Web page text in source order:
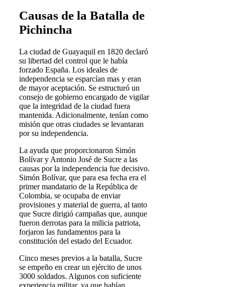
Causas de la Batalla de
Pichincha
La ciudad de Guayaquil en 1820 declaró
su libertad del control que le había
forzado España. Los ideales de
independencia se esparcían mas y eran
de mayor aceptación. Se estructuró un
consejo de gobierno encargado de vigilar
que la integridad de la ciudad fuera
mantenida. Adicionalmente, tenían como
misión que otras ciudades se levantaran
por su independencia.
La ayuda que proporcionaron Simón
Bolívar y Antonio José de Sucre a las
causas por la independencia fue decisivo.
Simón Bolívar, que para esa fecha era el
primer mandatario de la República de
Colombia, se ocupaba de enviar
provisiones y material de guerra, al tanto
que Sucre dirigió campañas que, aunque
fueron derrotas para la milicia patriota,
forjaron las fundamentos para la
constitución del estado del Ecuador.
Cinco meses previos a la batalla, Sucre
se empeño en crear un ejército de unos
3000 soldados. Algunos con suficiente
experiencia militar, ya que habían